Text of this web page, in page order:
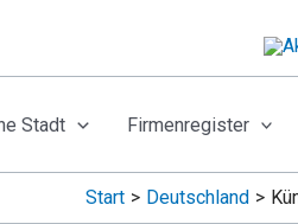
Stadt Firmenregister
Start Deutschland